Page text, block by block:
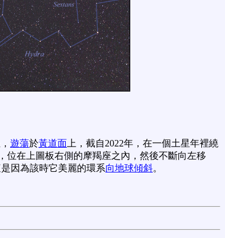
遊蕩於黃道面 上，截自2022年，在一個土星年裡繞
位在上圖板右側的摩羯座之內，然後不斷向左移
因為該時它美麗的環系向地球傾斜。